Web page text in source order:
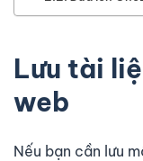
Lưu tài
web
Nếu bạn cần lưu